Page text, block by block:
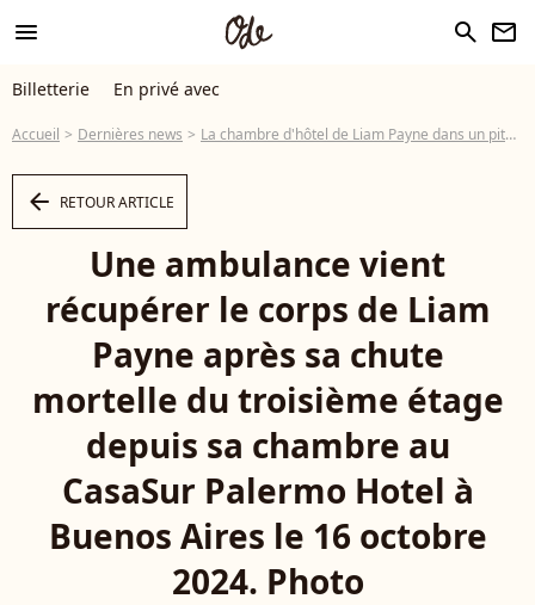
menu search newsletter
Billetterie En privé avec
Accueil Dernières news La chambre d'hôtel de Liam Payne dans un piteux état, deux femmes recherchées par les autorités
arrow_left RETOUR ARTICLE
Une ambulance vient
récupérer le corps de Liam
Payne après sa chute
mortelle du troisième étage
depuis sa chambre au
CasaSur Palermo Hotel à
Buenos Aires le 16 octobre
2024. Photo